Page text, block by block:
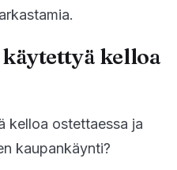
kelloa
kelloa ostettaessa ja
kaupankäynti?